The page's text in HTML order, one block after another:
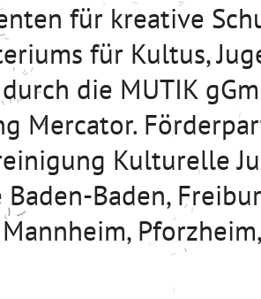
für kreative
für Kultus,
die MUTIK
Mercator.
Kulturelle
Baden,